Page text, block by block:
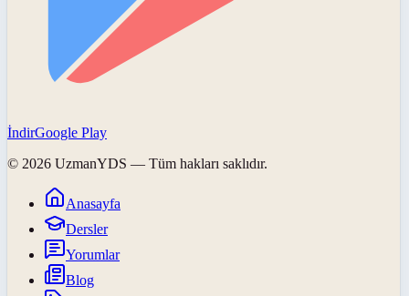
İndirGoogle Play
© 2026 UzmanYDS — Tüm hakları saklıdır.
Anasayfa
Dersler
Yorumlar
Blog